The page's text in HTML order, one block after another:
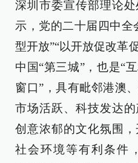
深圳市委宣传部理论
示，党的二十届四中全
型开放”“以开放促改革
中国“第三城”，也是“
窗口”，具有毗邻港澳
市场活跃、科技发达的
创意浓郁的文化氛围
社会环境等有利条件